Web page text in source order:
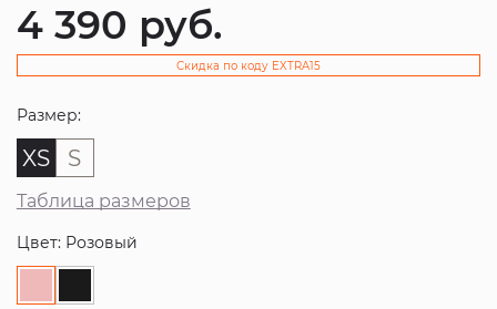
4 390 руб.
Скидка по коду EXTRA15
Размер:
XS S
Таблица размеров
Цвет: Розовый